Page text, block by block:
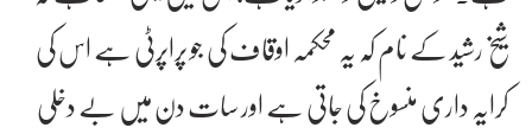
شیخ رشید کے نام کہ یہ محکمہ اوقاف کی جو پراپرٹی ہے اس کی
کرایہ داری منسوخ کی جاتی ہے اور سات دن میں بے دخلی